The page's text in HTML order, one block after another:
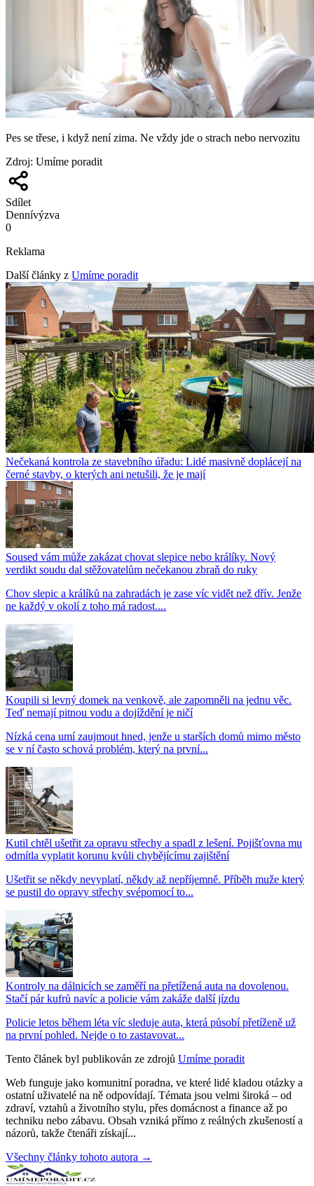
Pes se třese, i když není zima. Ne vždy jde o strach nebo nervozitu
Zdroj: Umíme poradit
Sdílet
Dennívýzva
0
Reklama
Další články z Umíme poradit
Nečekaná kontrola ze stavebního úřadu: Lidé masivně doplácejí na
černé stavby, o kterých ani netušili, že je mají
Soused vám může zakázat chovat slepice nebo králíky. Nový
verdikt soudu dal stěžovatelům nečekanou zbraň do ruky
Chov slepic a králíků na zahradách je zase víc vidět než dřív. Jenže
ne každý v okolí z toho má radost....
Koupili si levný domek na venkově, ale zapomněli na jednu věc.
Teď nemají pitnou vodu a dojíždění je ničí
Nízká cena umí zaujmout hned, jenže u starších domů mimo město
se v ní často schová problém, který na první...
Kutil chtěl ušetřit za opravu střechy a spadl z lešení. Pojišťovna mu
odmítla vyplatit korunu kvůli chybějícímu zajištění
Ušetřit se někdy nevyplatí, někdy až nepříjemně. Příběh muže který
se pustil do opravy střechy svépomocí to...
Kontroly na dálnicích se zaměří na přetížená auta na dovolenou.
Stačí pár kufrů navíc a policie vám zakáže další jízdu
Policie letos během léta víc sleduje auta, která působí přetíženě už
na první pohled. Nejde o to zastavovat...
Tento článek byl publikován ze zdrojů Umíme poradit
Web funguje jako komunitní poradna, ve které lidé kladou otázky a
ostatní uživatelé na ně odpovídají. Témata jsou velmi široká – od
zdraví, vztahů a životního stylu, přes domácnost a finance až po
techniku nebo zábavu. Obsah vzniká přímo z reálných zkušeností a
názorů, takže čtenáři získají...
Všechny články tohoto autora →